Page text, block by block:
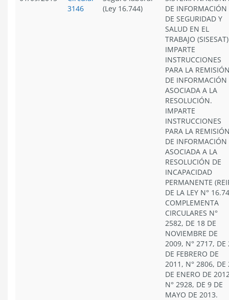
3146
(Ley 16.744)
DE INFORMACIÓN
DE SEGURIDAD Y
SALUD EN EL
TRABAJO
IMPARTE
INSTRUCCIONES
PARA LA
DE INFORMACIÓN
ASOCIADA A LA
RESOLUCIÓN.
IMPARTE
INSTRUCCIONES
PARA LA
DE INFORMACIÓN
ASOCIADA A LA
RESOLUCIÓN DE
INCAPACIDAD
PERMANENTE
DE LA LEY N°
COMPLEMENTA
CIRCULARES N°
2582, DE 18 DE
NOVIEMBRE DE
2009, N° 2717, DE
DE FEBRERO DE
2011, N° 2806, DE
DE ENERO DE
N° 2928, DE 9 DE
MAYO DE 2013.